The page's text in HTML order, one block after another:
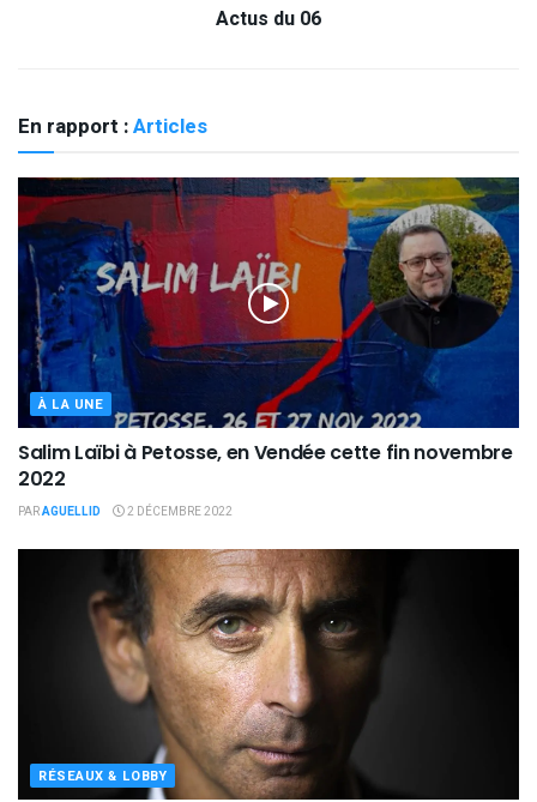
Actus du 06
En rapport :Articles
À LA UNE
Salim Laïbi à Petosse, en Vendée cette fin novembre
2022
PARAGUELLID 2 DÉCEMBRE 2022
RÉSEAUX & LOBBY